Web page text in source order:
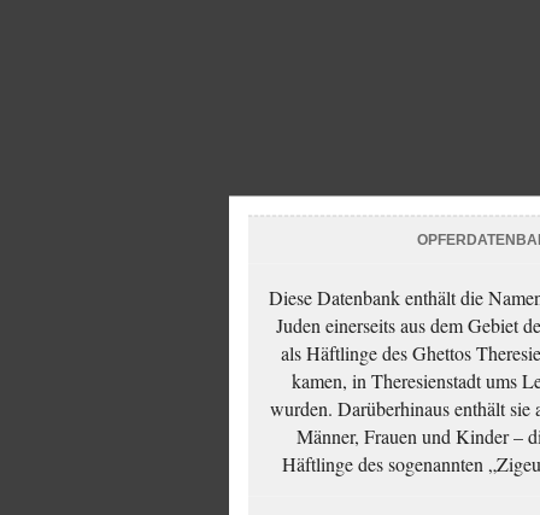
Diese Datenbank enthält die
Juden einerseits aus dem Gebiet
als Häftlinge des Ghettos
kamen, in Theresienstadt ums
wurden. Darüberhinaus enthält
Männer, Frauen und Kinder –
Häftlinge des sogenannten